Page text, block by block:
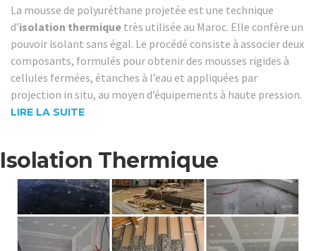
La mousse de polyuréthane projetée est une technique
d’isolation thermique très utilisée au Maroc. Elle confère un
pouvoir isolant sans égal. Le procédé consiste à associer deux
composants, formulés pour obtenir des mousses rigides à
cellules fermées, étanches à l’eau et appliquées par
projection in situ, au moyen d’équipements à haute pression.
LIRE LA SUITE
Isolation Thermique